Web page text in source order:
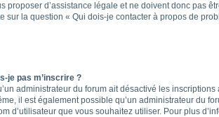
proposer d’assistance légale et ne doivent donc pas
sur la question « Qui dois-je contacter à propos de
je pas m’inscrire ?
administrateur du forum ait désactivé les
il est également possible qu’un administrateur du
d’utilisateur que vous souhaitez utiliser. Pour plus